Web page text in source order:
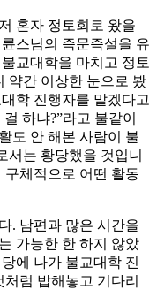
혼자 정토회로 왔을
스님의 즉문즉설을 유
교대학을 마치고 정토
약간 이상한 눈으로 봤
학 진행자를 맡겠다고
하냐?”라고 불같이
도 안 해본 사람이 불
서는 황당했을 것입니
구체적으로 어떤 활동
. 남편과 많은 시간을
가능한 한 하지 않았
에 나가 불교대학 진
럼 밥해놓고 기다리